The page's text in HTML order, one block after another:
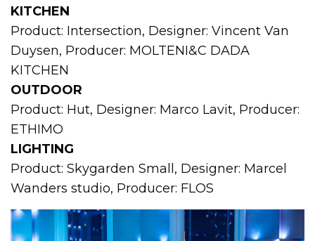
KITCHEN
Product: Intersection, Designer: Vincent Van
Duysen, Producer: MOLTENI&C DADA
KITCHEN
OUTDOOR
Product: Hut, Designer: Marco Lavit, Producer:
ETHIMO
LIGHTING
Product: Skygarden Small, Designer: Marcel
Wanders studio, Producer: FLOS